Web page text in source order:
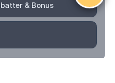
& Bonus